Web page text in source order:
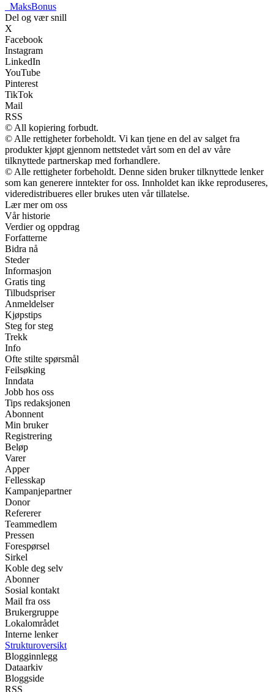
MaksBonus
Del og vær snill
X
Facebook
Instagram
LinkedIn
YouTube
Pinterest
TikTok
Mail
RSS
© All kopiering forbudt.
© Alle rettigheter forbeholdt. Vi kan tjene en del av salget fra
produkter kjøpt gjennom nettstedet vårt som en del av våre
tilknyttede partnerskap med forhandlere.
© Alle rettigheter forbeholdt. Denne siden bruker tilknyttede lenker
som kan generere inntekter for oss. Innholdet kan ikke reproduseres,
videredistribueres eller brukes uten vår tillatelse.
Lær mer om oss
Vår historie
Verdier og oppdrag
Forfatterne
Bidra nå
Steder
Informasjon
Gratis ting
Tilbudspriser
Anmeldelser
Kjøpstips
Steg for steg
Trekk
Info
Ofte stilte spørsmål
Feilsøking
Inndata
Jobb hos oss
Tips redaksjonen
Abonnent
Min bruker
Registrering
Beløp
Varer
Apper
Fellesskap
Kampanjepartner
Donor
Refererer
Teammedlem
Pressen
Forespørsel
Sirkel
Koble deg selv
Abonner
Sosial kontakt
Mail fra oss
Brukergruppe
Lokalområdet
Interne lenker
Strukturoversikt
Blogginnlegg
Dataarkiv
Bloggside
RSS